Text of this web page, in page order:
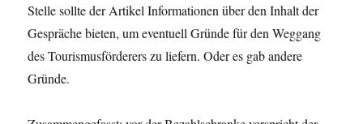
Stelle sollte der Artikel Informationen über den Inhalt der
Gespräche bieten, um eventuell Gründe für den Weggang
des Tourismusförderers zu liefern. Oder es gab andere
Gründe.